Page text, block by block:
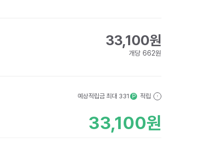
33,100원
개당 662원
예상적립금 최대 331 P 적립 ?
33,100원